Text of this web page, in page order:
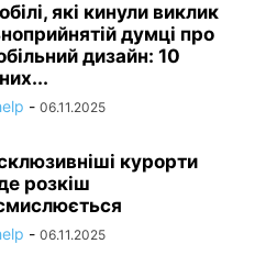
які кинули виклик
думці про
дизайн: 10
- 06.11.2025
курорти
розкіш
- 06.11.2025